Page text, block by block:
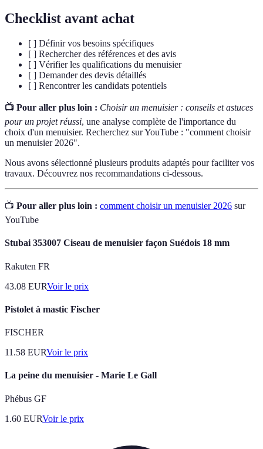
Checklist avant achat
[ ] Définir vos besoins spécifiques
[ ] Rechercher des références et des avis
[ ] Vérifier les qualifications du menuisier
[ ] Demander des devis détaillés
[ ] Rencontrer les candidats potentiels
📺 Pour aller plus loin : Choisir un menuisier : conseils et astuces
pour un projet réussi, une analyse complète de l'importance du
choix d'un menuisier. Recherchez sur YouTube : "comment choisir
un menuisier 2026".
Nous avons sélectionné plusieurs produits adaptés pour faciliter vos
travaux. Découvrez nos recommandations ci-dessous.
📺 Pour aller plus loin : comment choisir un menuisier 2026 sur
YouTube
Stubai 353007 Ciseau de menuisier façon Suédois 18 mm
Rakuten FR
43.08 EURVoir le prix
Pistolet à mastic Fischer
FISCHER
11.58 EURVoir le prix
La peine du menuisier - Marie Le Gall
Phébus GF
1.60 EURVoir le prix